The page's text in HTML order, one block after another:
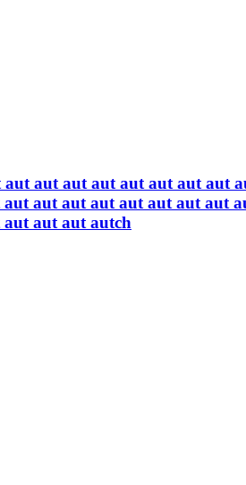
aut aut aut aut aut aut aut
aut aut aut aut aut aut aut
aut aut autch